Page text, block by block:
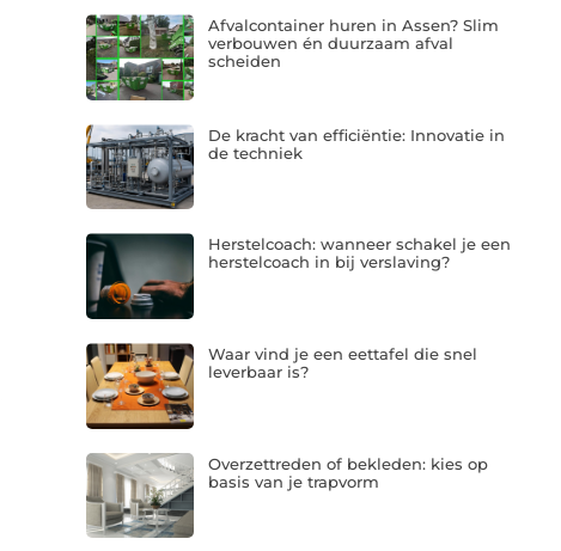
Afvalcontainer huren in Assen? Slim
verbouwen én duurzaam afval
scheiden
De kracht van efficiëntie: Innovatie in
de techniek
Herstelcoach: wanneer schakel je een
herstelcoach in bij verslaving?
Waar vind je een eettafel die snel
leverbaar is?
Overzettreden of bekleden: kies op
basis van je trapvorm